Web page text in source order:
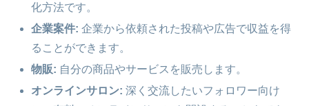
化方法です。
企業案件: 企業から依頼された投稿や広告で収益を得
ることができます。
物販: 自分の商品やサービスを販売します。
オンラインサロン: 深く交流したいフォロワー向け